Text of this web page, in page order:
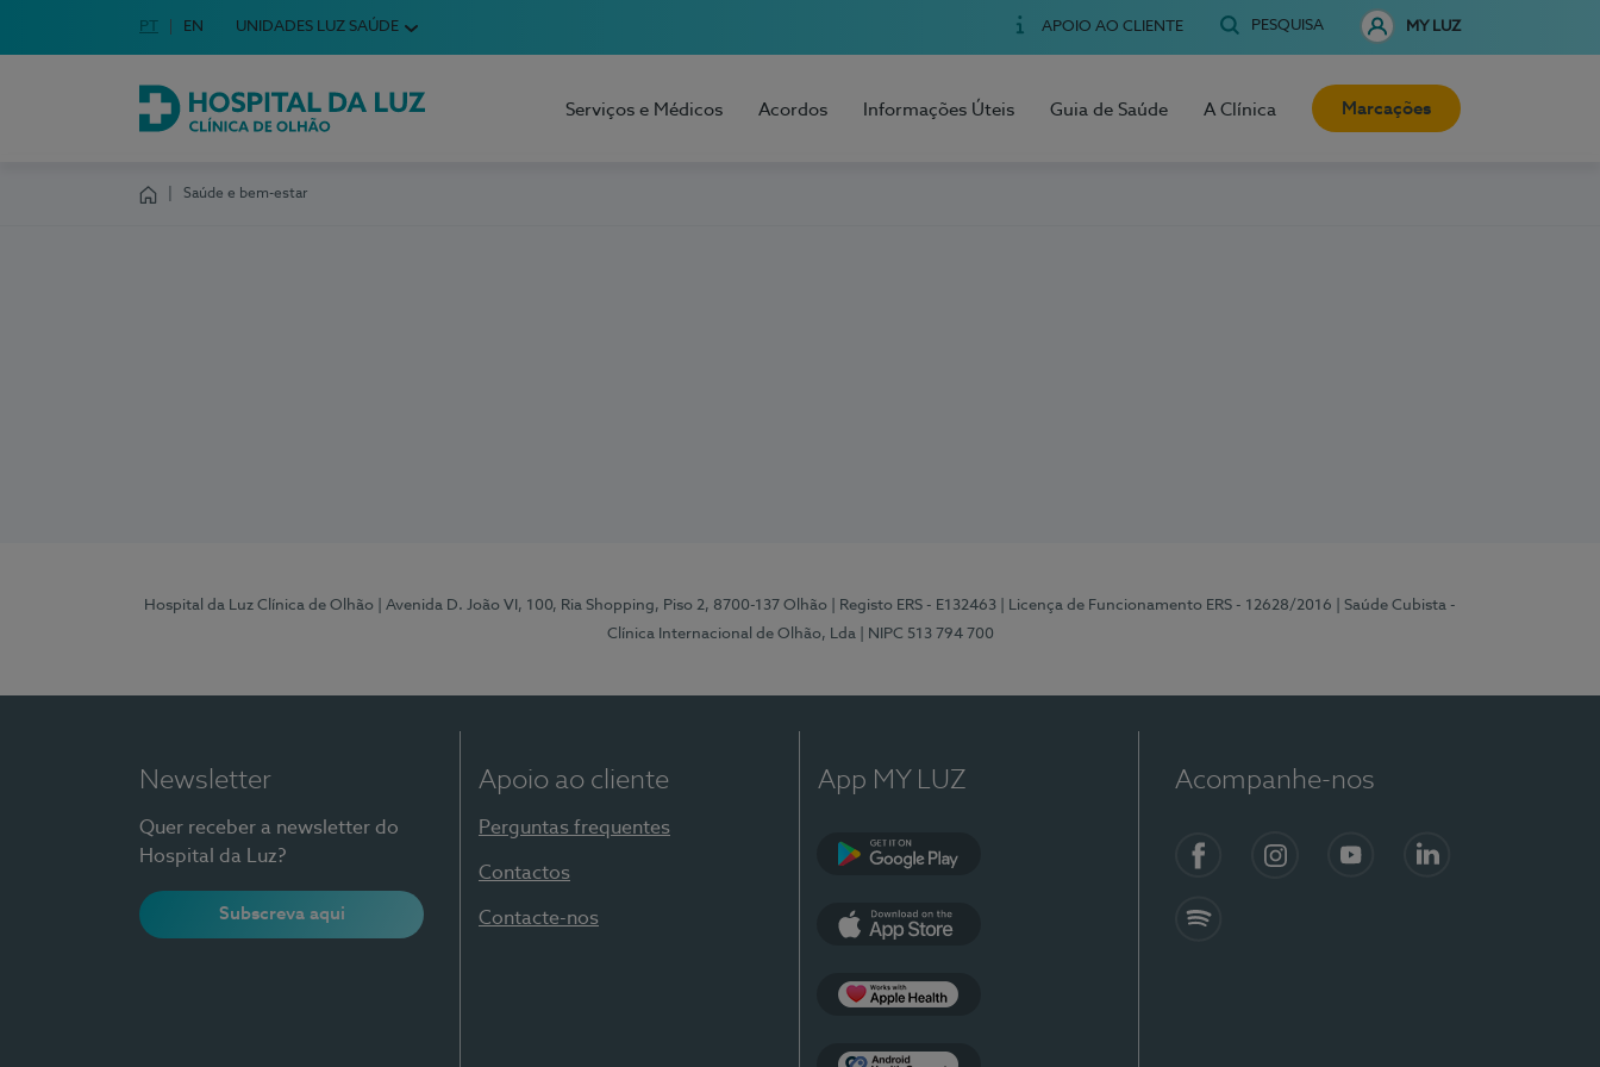
Escolha o seu idioma
Idioma em Português
PT English Language
EN UNIDADES LUZ SAÚDE APOIO AO CLIENTE PESQUISA MY LUZ
Hospital da Luz Clínica de Olhão
Serviços e Médicos Acordos Informações Úteis Guia de Saúde A Clínica Marcações
Saúde e bem-estar
Hospital da Luz Clínica de Olhão | Avenida D. João VI, 100, Ria Shopping, Piso 2, 8700-137 Olhão | Registo ERS - E132463 | Licença de Funcionamento ERS - 12628/2016
| Saúde Cubista -
Clínica Internacional de Olhão, Lda
| NIPC 513 794 700
Newsletter
Quer receber a newsletter do
Hospital da Luz?
Subscreva aqui
Apoio ao cliente
Perguntas frequentes
Contactos
Contacte-nos
App MY LUZ Acompanhe-nos